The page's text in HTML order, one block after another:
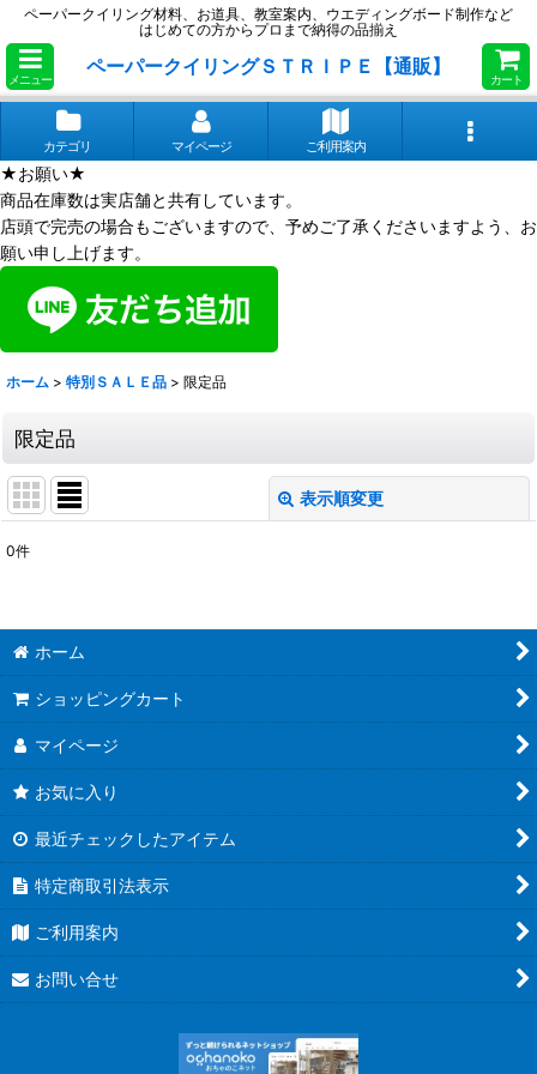
ペーパークイリング材料、お道具、教室案内、ウエディングボード制作など
はじめての方からプロまで納得の品揃え
メニュー
ペーパークイリングＳＴＲＩＰＥ【通販】
カート
カテゴリ マイページ ご利用案内
★お願い★
商品在庫数は実店舗と共有しています。
店頭で完売の場合もございますので、予めご了承くださいますよう、お
願い申し上げます。
ホーム > 特別ＳＡＬＥ品 > 限定品
限定品
表示順変更
並び順:
0件
ホーム
ショッピングカート
マイページ
お気に入り
最近チェックしたアイテム
特定商取引法表示
ご利用案内
お問い合せ